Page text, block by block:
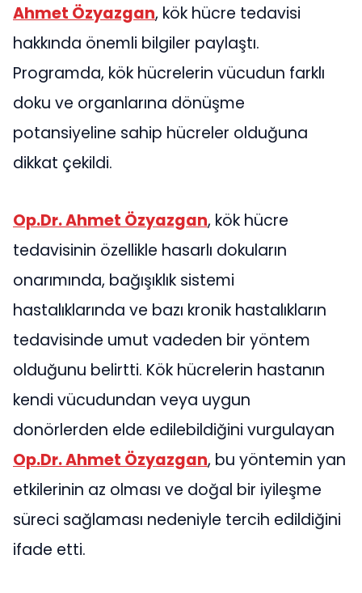
Ahmet Özyazgan, kök hücre tedavisi
hakkında önemli bilgiler paylaştı.
Programda, kök hücrelerin vücudun farklı
doku ve organlarına dönüşme
potansiyeline sahip hücreler olduğuna
dikkat çekildi.
Op.Dr. Ahmet Özyazgan, kök hücre
tedavisinin özellikle hasarlı dokuların
onarımında, bağışıklık sistemi
hastalıklarında ve bazı kronik hastalıkların
tedavisinde umut vadeden bir yöntem
olduğunu belirtti. Kök hücrelerin hastanın
kendi vücudundan veya uygun
donörlerden elde edilebildiğini vurgulayan
Op.Dr. Ahmet Özyazgan, bu yöntemin yan
etkilerinin az olması ve doğal bir iyileşme
süreci sağlaması nedeniyle tercih edildiğini
ifade etti.